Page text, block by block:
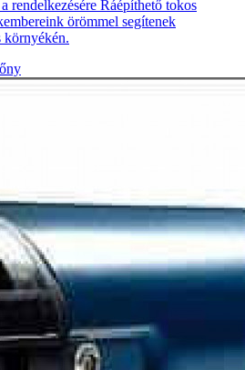
rendelkezésére Ráépíthető tokos
örömmel segítenek
környékén.